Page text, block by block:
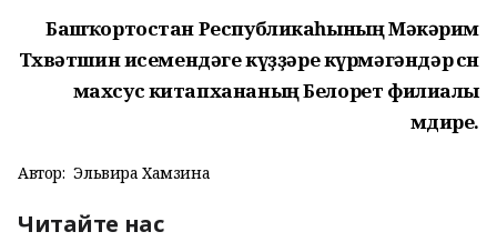
Башҡортостан Республикаһының Мәкәрим
Төхвәтшин исемендәге күҙҙәре күрмәгәндәр өсөн
махсус китапхананың Белорет филиалы
мөдире.
Автор: Эльвира Хамзина
Читайте нас